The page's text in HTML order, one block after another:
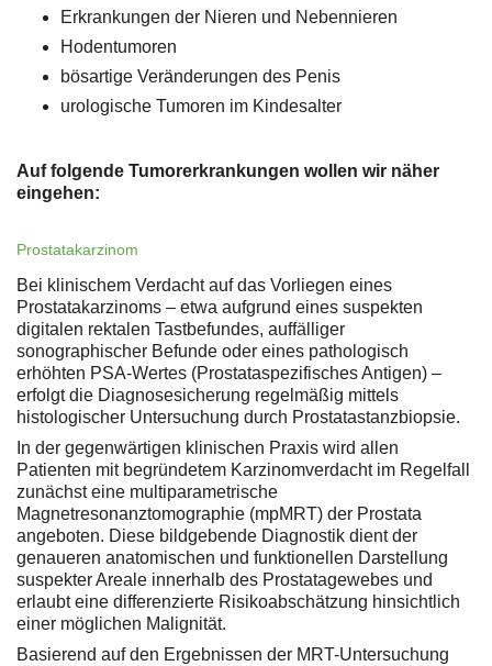
Erkrankungen der Nieren und Nebennieren
Hodentumoren
bösartige Veränderungen des Penis
urologische Tumoren im Kindesalter
Auf folgende Tumorerkrankungen wollen wir näher
eingehen:
Prostatakarzinom
Bei klinischem Verdacht auf das Vorliegen eines
Prostatakarzinoms – etwa aufgrund eines suspekten
digitalen rektalen Tastbefundes, auffälliger
sonographischer Befunde oder eines pathologisch
erhöhten PSA-Wertes (Prostataspezifisches Antigen) –
erfolgt die Diagnosesicherung regelmäßig mittels
histologischer Untersuchung durch Prostatastanzbiopsie.
In der gegenwärtigen klinischen Praxis wird allen
Patienten mit begründetem Karzinomverdacht im Regelfall
zunächst eine multiparametrische
Magnetresonanztomographie (mpMRT) der Prostata
angeboten. Diese bildgebende Diagnostik dient der
genaueren anatomischen und funktionellen Darstellung
suspekter Areale innerhalb des Prostatagewebes und
erlaubt eine differenzierte Risikoabschätzung hinsichtlich
einer möglichen Malignität.
Basierend auf den Ergebnissen der MRT-Untersuchung